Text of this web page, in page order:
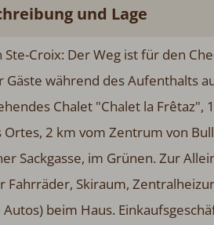
und Lage
Croix: Der Weg ist für den
während des Aufenthalts auf
"Chalet la Frêtaz", 1'269
von Bullet, alleinstehende, ruhige,
naturbelassenes
(300 m Naturweg). Im
7 km, Lebensmittelgeschäft 2